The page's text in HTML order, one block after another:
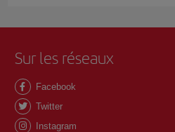
Sur les réseaux
Facebook
Twitter
Instagram